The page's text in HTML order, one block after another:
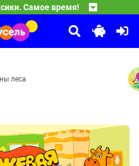
Самое время!
— Циолковский — Диван —
червь — Я крутой —
оказавшуюся в настоящей
леса